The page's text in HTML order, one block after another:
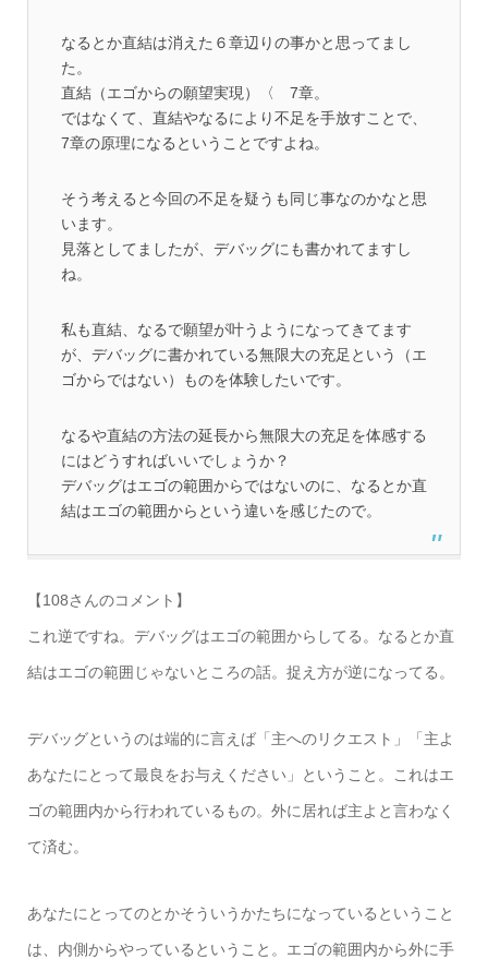
なるとか直結は消えた６章辺りの事かと思ってまし
た。
直結（エゴからの願望実現）〈 7章。
ではなくて、直結やなるにより不足を手放すことで、
7章の原理になるということですよね。
そう考えると今回の不足を疑うも同じ事なのかなと思
います。
見落としてましたが、デバッグにも書かれてますし
ね。
私も直結、なるで願望が叶うようになってきてます
が、デバッグに書かれている無限大の充足という（エ
ゴからではない）ものを体験したいです。
なるや直結の方法の延長から無限大の充足を体感する
にはどうすればいいでしょうか？
デバッグはエゴの範囲からではないのに、なるとか直
結はエゴの範囲からという違いを感じたので。
【108さんのコメント】
これ逆ですね。デバッグはエゴの範囲からしてる。なるとか直
結はエゴの範囲じゃないところの話。捉え方が逆になってる。
デバッグというのは端的に言えば「主へのリクエスト」「主よ
あなたにとって最良をお与えください」ということ。これはエ
ゴの範囲内から行われているもの。外に居れば主よと言わなく
て済む。
あなたにとってのとかそういうかたちになっているということ
は、内側からやっているということ。エゴの範囲内から外に手